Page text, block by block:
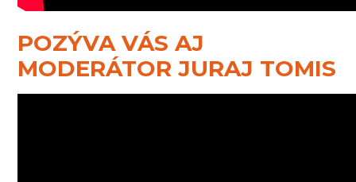
POZÝVA VÁS AJ
MODERÁTOR JURAJ TOMIS